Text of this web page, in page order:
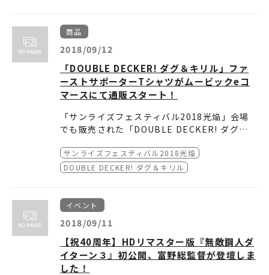
映像では当日会場に来ることのできなかった、
真田 遼役の草尾 毅さんからファンの皆さんに
向けた思わぬサプライズメッセージに会場が興
奮に包まれるなか、ゲストの羽柴 当麻役の竹村
拓さん、毛利 伸役の佐々木 望さんが登壇。ア
ニメ雑誌「月刊OUT」で『鎧伝サムライトルー
んの司会進行でトークが行われました。
▲左から南波さん、竹村さん、佐々木さん
今回の上映会チケットが発売後すぐに売り切れ
たと知った竹村さんは「まさかまだ人気がある
とは」と驚きつつ、「とても有り難いことで、
さんに感謝を伝えました。
佐々木さんは「30年という実感がなくて、つい
品も役も残っています。30年は確かに長い時間
ですけど、皆さんも心の中は30年前の少年少女
のような気持ちでスッと戻れるのではないかと
思っています」と、ファンの皆さんとの再会を
喜びました。
ロビーでは『鎧伝サムライトルーパー』の30周
年を記念して、関係者からのお祝いの色紙の展
示や限定グッズの販売、ステージで鏡開きが行
トルーパー 30th Official Web」のスペシャル
コラムをご覧ください。
商品
2018/09/12
「DOUBLE DECKER! ダグ＆キリル」ファ
ーストサポーターTシャツがムービックeコ
マースにて通販スタート！
「サンライズフェスティバル2018光焔」会場
でも販売された「DOUBLE DECKER! ダグ＆
がスタートしました。
ビジュアルを大きく表面に、キャラクター名な
どの作品情報を背面にデザイン！
用意！
このTシャツを着て一番最初の応援者（ファー
ストサポーター）となって、一緒に作品を盛り
上げよう！！
トサポーターTシャツ
販売価格：3,500円（税込）
発売日：2018年9月下旬より順次発送
ムービックeコマースにて数量限定販売
「DOUBLE DECKER! ダグ＆キリル」ファー
ストサポーターＴシャツ キリルカラー Mサイ
ズ
http://www.movic.jp/shop/g/g04040-004
61-00001/
サンライズフェスティバル2018光焔
DOUBLE DECKER! ダグ＆キリル
イベント
2018/09/11
【祝40周年】HDリマスター版『無敵鋼人ダ
イターン３』初公開、富野総監督が登壇しま
した！